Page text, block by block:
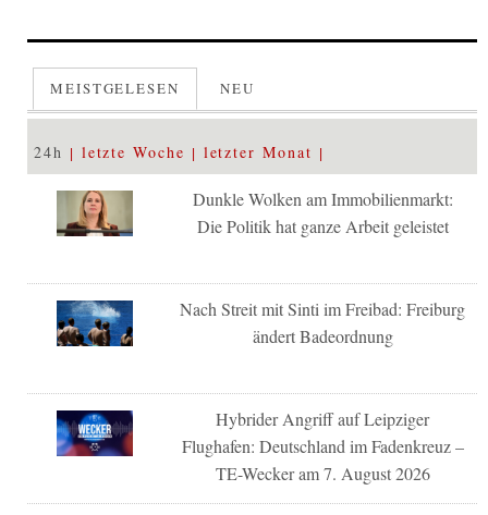
MEISTGELESEN NEU
24h letzte Woche letzter Monat
Dunkle Wolken am Immobilienmarkt:
Die Politik hat ganze Arbeit geleistet
Nach Streit mit Sinti im Freibad: Freiburg
ändert Badeordnung
Hybrider Angriff auf Leipziger
Flughafen: Deutschland im Fadenkreuz –
TE-Wecker am 7. August 2026